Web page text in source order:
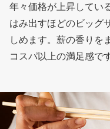
年々価格が上昇してい
はみ出すほどのビッグ
しめます。薪の香りを
コスパ以上の満足感です